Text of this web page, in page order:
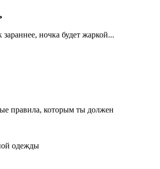
ночка будет жаркой...
правила, которым ты должен
одежды